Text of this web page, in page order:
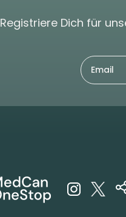
Registriere Dich für